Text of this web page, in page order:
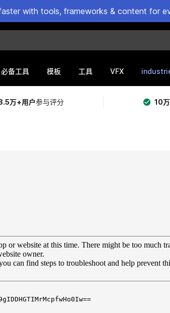
with tools, frameworks & content for
必备工具 模板 工具 VFX
万+用户参与评分 10